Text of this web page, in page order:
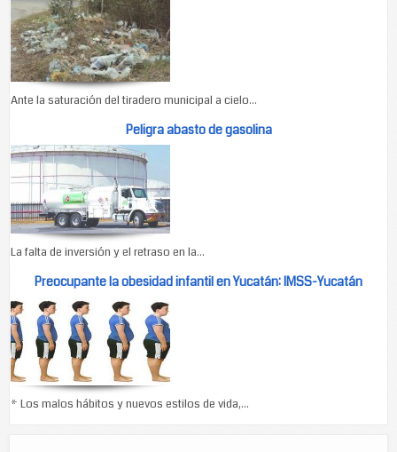
Ante la saturación del tiradero municipal a cielo...
Peligra abasto de gasolina
La falta de inversión y el retraso en la...
Preocupante la obesidad infantil en Yucatán: IMSS-Yucatán
* Los malos hábitos y nuevos estilos de vida,...